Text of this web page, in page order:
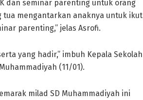
dan seminar parenting untuk orang
tua mengantarkan anaknya untuk ikut
parenting,” jelas Asrofi.
yang hadir,” imbuh Kepala Sekolah
(11/01).
milad SD Muhammadiyah ini